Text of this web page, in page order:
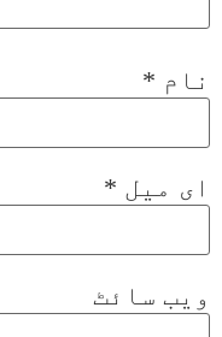
نام *
ای میل *
ویب‌ سائٹ